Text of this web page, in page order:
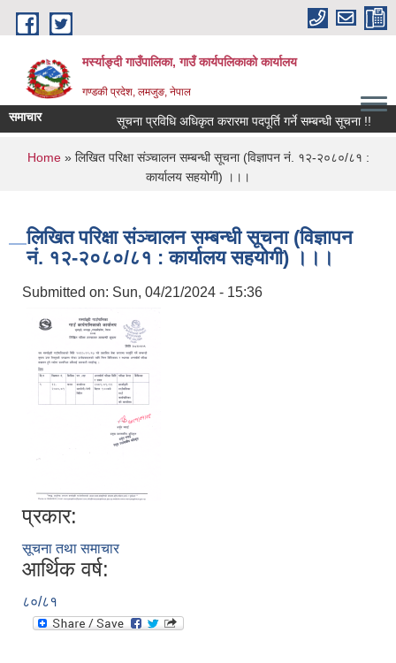
Skip to main content
मर्स्याङ्दी गाउँपालिका, गाउँ कार्यपलिकाको कार्यालय
गण्डकी प्रदेश, लमजुङ, नेपाल
समाचार सूचना प्रविधि अधिकृत करारमा पदपूर्ति गर्ने सम्बन्धी सूचना !!
You are here
Home» लिखित परिक्षा संञ्चालन सम्बन्धी सूचना (विज्ञापन नं. १२-२०८०/८१ :
कार्यालय सहयोगी) ।‌।।
लिखित परिक्षा संञ्चालन सम्बन्धी सूचना (विज्ञापन
नं. १२-२०८०/८१ : कार्यालय सहयोगी) ।‌।।
Submitted on: Sun, 04/21/2024 - 15:36
प्रकार:
सूचना तथा समाचार
आर्थिक वर्ष:
८०/८१